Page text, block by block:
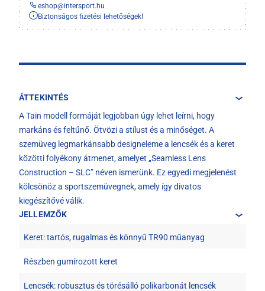
eshop@intersport.hu
Biztonságos fizetési lehetőségek!
ÁTTEKINTÉS
A Tain modell formáját legjobban úgy lehet leírni, hogy
markáns és feltűnő. Ötvözi a stílust és a minőséget. A
szemüveg legmarkánsabb designeleme a lencsék és a keret
közötti folyékony átmenet, amelyet „Seamless Lens
Construction – SLC” néven ismerünk. Ez egyedi megjelenést
kölcsönöz a sportszemüvegnek, amely így divatos
kiegészítővé válik.
JELLEMZŐK
Keret: tartós, rugalmas és könnyű TR90 műanyag
Részben gumírozott keret
Lencsék: robusztus és törésálló polikarbonát lencsék